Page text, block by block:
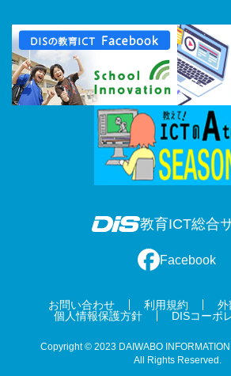
教育ICT総合
Facebook
お問い合わせ 利用規約
外
個人情報保護方針
DISコーポ
Copyright © 2023 DAIWABO
All Rights Reserved.